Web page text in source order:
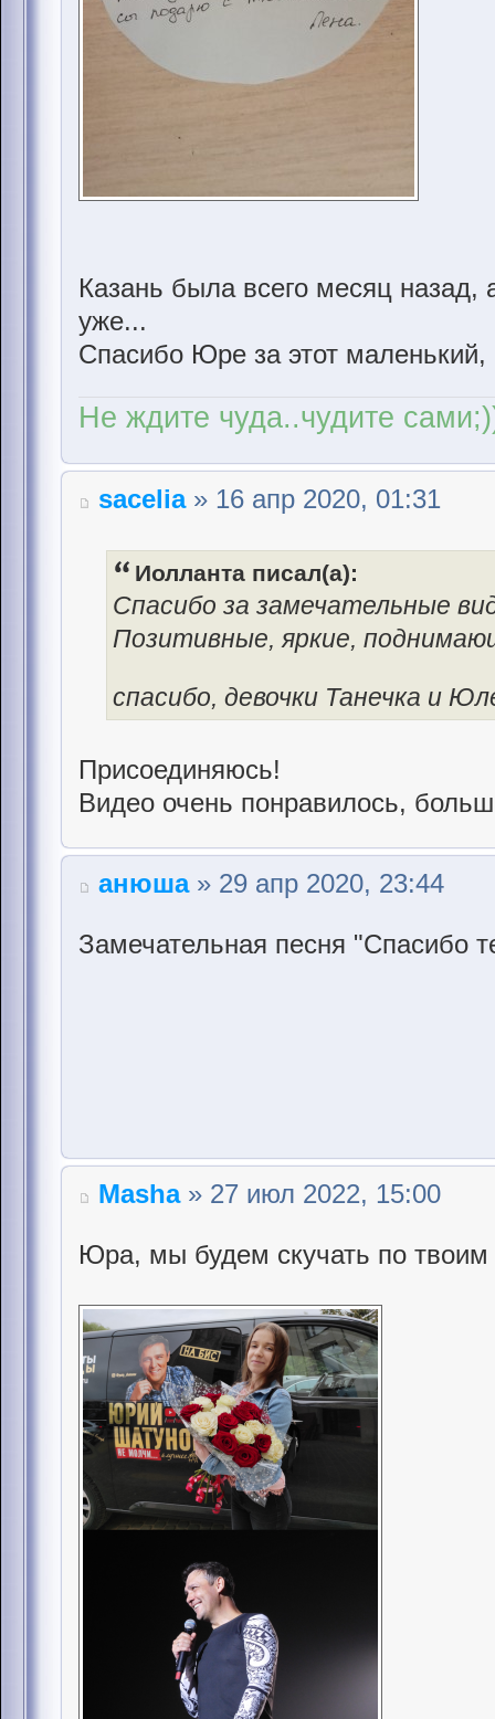
Казань была всего месяц назад,
уже...
Спасибо Юре за этот маленький,
Не ждите чуда..чудите
sacelia» 16 апр 2020, 01:31
Иолланта писал(а):
Спасибо за замечательные
Позитивные, яркие,
спасибо, девочки Танечка и
Присоединяюсь!
Видео очень понравилось,
анюша» 29 апр 2020, 23:44
Замечательная песня "Спасибо
Masha» 27 июл 2022, 15:00
Юра, мы будем скучать по